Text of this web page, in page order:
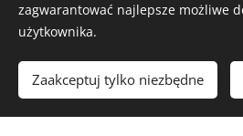
Michal Ludvík / podnikatel
Martin Prachař / podnikatel
Ing. Jiří Poživil / ekonom
zagwarantować najlepsze możliwe
użytkownika.
Zaakceptuj tylko niezbędne